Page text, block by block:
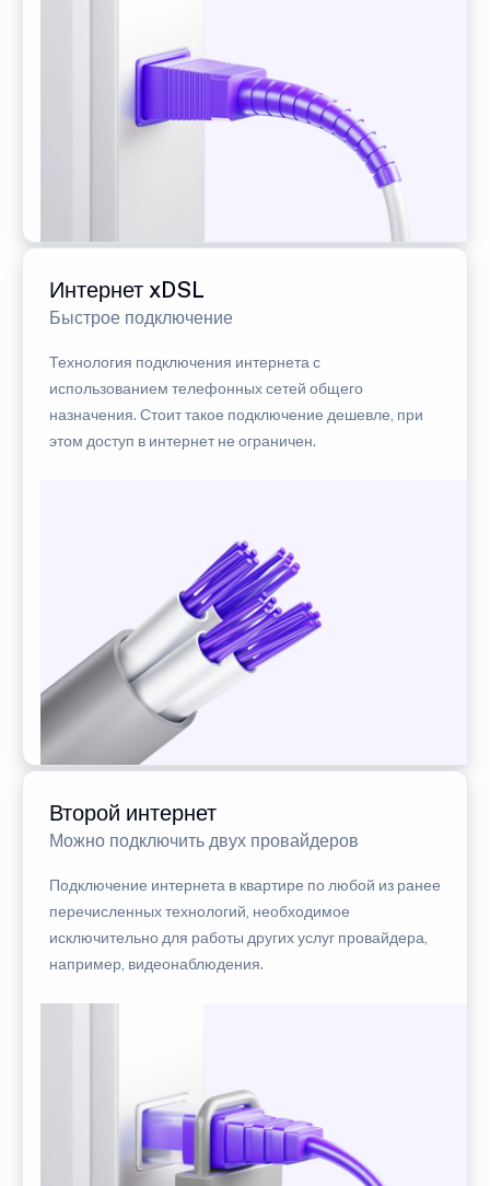
Интернет xDSL
Быстрое подключение
Технология подключения интернета с
использованием телефонных сетей общего
назначения. Стоит такое подключение дешевле, при
этом доступ в интернет не ограничен.
Второй интернет
Можно подключить двух провайдеров
Подключение интернета в квартире по любой из ранее
перечисленных технологий, необходимое
исключительно для работы других услуг провайдера,
например, видеонаблюдения.